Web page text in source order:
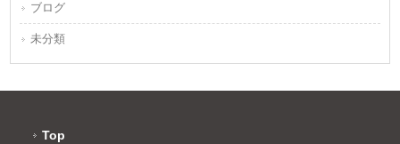
ブログ
未分類
Top